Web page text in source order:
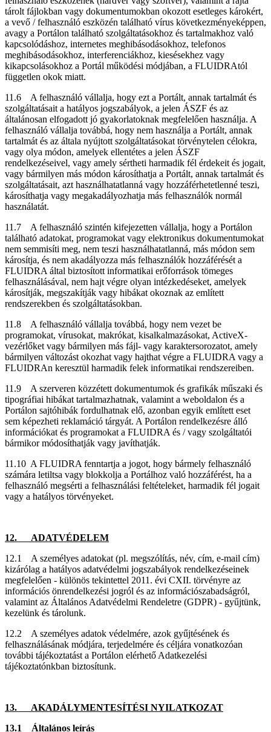
tárolt fájlokban vagy dokumentumokban okozott esetleges károkért,
a vevő / felhasználó eszközén található vírus következményeképpen,
avagy a Portálon található szolgáltatásokhoz és tartalmakhoz való
kapcsolódáshoz, internetes meghibásodásokhoz, telefonos
meghibásodásokhoz, interferenciákhoz, kiesésekhez vagy
kikapcsolásokhoz a Portál működési módjában, a FLUIDRAtól
független okok miatt.
11.6 A felhasználó vállalja, hogy ezt a Portált, annak tartalmát és
szolgáltatásait a hatályos jogszabályok, a jelen ÁSZF és az
általánosan elfogadott jó gyakorlatoknak megfelelően használja. A
felhasználó vállalja továbbá, hogy nem használja a Portált, annak
tartalmát és az általa nyújtott szolgáltatásokat törvénytelen célokra,
vagy olya módon, amelyek ellentétes a jelen ÁSZF
rendelkezéseivel, vagy amely sértheti harmadik fél érdekeit és jogait,
vagy bármilyen más módon károsíthatja a Portált, annak tartalmát és
szolgáltatásait, azt használhatatlanná vagy hozzáférhetetlenné teszi,
károsíthatja vagy megakadályozhatja más felhasználók normál
használatát.
11.7 A felhasználó szintén kifejezetten vállalja, hogy a Portálon
található adatokat, programokat vagy elektronikus dokumentumokat
nem semmisíti meg, nem teszi használhatatlanná, más módon sem
károsítja, és nem akadályozza más felhasználók hozzáférését a
FLUIDRA által biztosított informatikai erőforrások tömeges
felhasználásával, nem hajt végre olyan intézkedéseket, amelyek
károsítják, megszakítják vagy hibákat okoznak az említett
rendszerekben és szolgáltatásokban.
11.8 A felhasználó vállalja továbbá, hogy nem vezet be
programokat, vírusokat, makrókat, kisalkalmazásokat, ActiveX-
vezérlőket vagy bármilyen más fájl- vagy karaktersorozatot, amely
bármilyen változást okozhat vagy hajthat végre a FLUIDRA vagy a
FLUIDRAn keresztül harmadik felek informatikai rendszereiben.
11.9 A szerveren közzétett dokumentumok és grafikák műszaki és
tipográfiai hibákat tartalmazhatnak, valamint a weboldalon és a
Portálon sajtóhibák fordulhatnak elő, azonban egyik említett eset
sem képezheti reklamáció tárgyát. A Portálon rendelkezésre álló
információkat és programokat a FLUIDRA és / vagy szolgáltatói
bármikor módosíthatják vagy javíthatják.
11.10 A FLUIDRA fenntartja a jogot, hogy bármely felhasználó
számára letiltsa vagy blokkolja a Portálhoz való hozzáférést, ha a
felhasználó megsérti a felhasználási feltételeket, harmadik fél jogait
vagy a hatályos törvényeket.
12. ADATVÉDELEM
12.1 A személyes adatokat (pl. megszólítás, név, cím, e-mail cím)
kizárólag a hatályos adatvédelmi jogszabályok rendelkezéseinek
megfelelően - különös tekintettel 2011. évi CXII. törvényre az
információs önrendelkezési jogról és az információszabadságról,
valamint az Általános Adatvédelmi Rendeletre (GDPR) - gyűjtünk,
kezelünk és tárolunk.
12.2 A személyes adatok védelmére, azok gyűjtésének és
felhasználásának módjára, terjedelmére és céljára vonatkozóan
további tájékoztatást a Portálon elérhető Adatkezelési
tájékoztatónkban biztosítunk.
13. AKADÁLYMENTESÍTÉSI NYILATKOZAT
13.1 Általános leírás